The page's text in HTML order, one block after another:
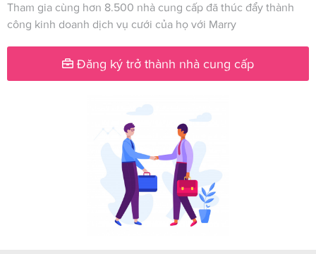
Tham gia cùng hơn 8.500 nhà cung cấp đã thúc đẩy thành
công kinh doanh dịch vụ cưới của họ với Marry
Đăng ký trở thành nhà cung cấp